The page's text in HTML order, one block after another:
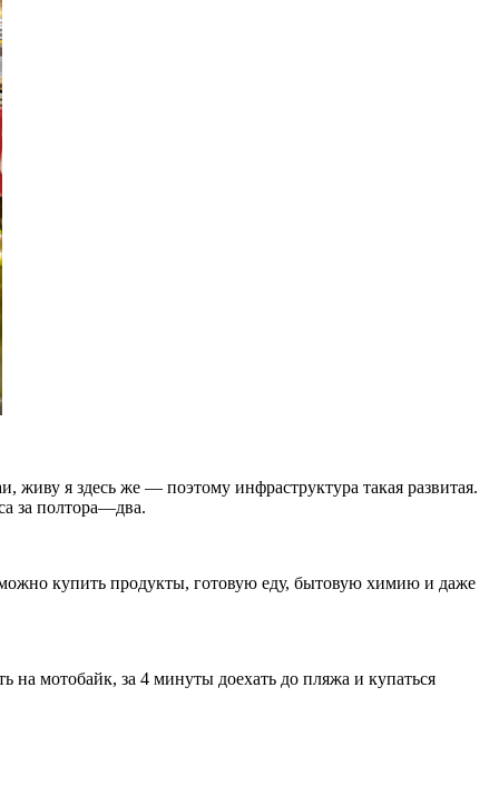
живу я здесь же — поэтому инфраструктура такая развитая.
за полтора—два.
купить продукты, готовую еду, бытовую химию и даже
мотобайк, за 4 минуты доехать до пляжа и купаться